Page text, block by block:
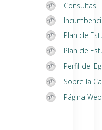
Consultas
Plan de
Plan de
Perfil del
Sobre la
Página